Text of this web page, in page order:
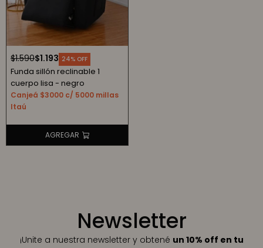
$1.193
$1.590 24
Funda sillón reclinable 1
cuerpo lisa - negro
Canjeá $3000 c/ 5000 millas
Itaú
Newsletter
¡Unite a nuestra newsletter y obtené un 10% off en tu